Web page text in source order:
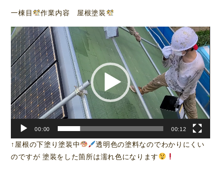
一棟目 作業内容 屋根塗装
動
画
プ
レ
ー
ヤ
ー
00:00 00:12
↑屋根の下塗り塗装中
透明色の塗料なのでわかりにくい
のですが 塗装をした箇所は濡れ色になります